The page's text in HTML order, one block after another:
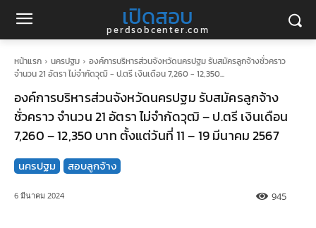
เปิดสอบ
perdsobcenter.com
หน้าแรก นครปฐม
องค์การบริหารส่วนจังหวัดนครปฐม รับสมัครลูกจ้างชั่วคราว
จำนวน 21 อัตรา ไม่จำกัดวุฒิ - ป.ตรี เงินเดือน 7,260 - 12,350...
องค์การบริหารส่วนจังหวัดนครปฐม รับสมัครลูกจ้าง
ชั่วคราว จำนวน 21 อัตรา ไม่จำกัดวุฒิ – ป.ตรี เงินเดือน
7,260 – 12,350 บาท ตั้งแต่วันที่ 11 – 19 มีนาคม 2567
นครปฐม สอบลูกจ้าง
6 มีนาคม 2024 945